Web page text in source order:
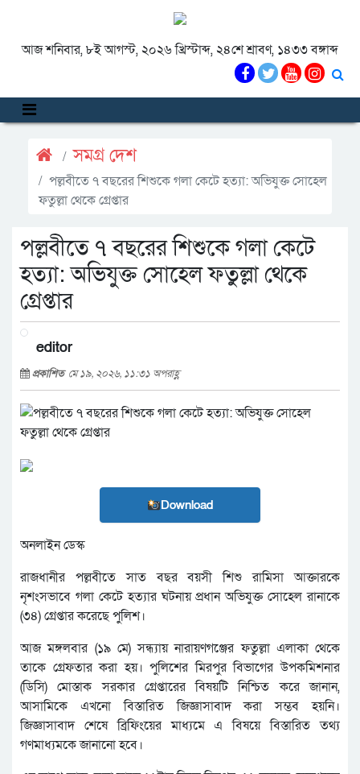
আজ শনিবার, ৮ই আগস্ট, ২০২৬ খ্রিস্টাব্দ, ২৪শে শ্রাবণ, ১৪৩৩ বঙ্গাব্দ
সমগ্র দেশ
পল্লবীতে ৭ বছরের শিশুকে গলা কেটে হত্যা: অভিযুক্ত সোহেল
ফতুল্লা থেকে গ্রেপ্তার
পল্লবীতে ৭ বছরের শিশুকে গলা কেটে
হত্যা: অভিযুক্ত সোহেল ফতুল্লা থেকে
গ্রেপ্তার
editor
প্রকাশিত মে ১৯, ২০২৬, ১১:৩১ অপরাহ্ণ
Download
অনলাইন ডেস্ক
রাজধানীর পল্লবীতে সাত বছর বয়সী শিশু রামিসা আক্তারকে
নৃশংসভাবে গলা কেটে হত্যার ঘটনায় প্রধান অভিযুক্ত সোহেল রানাকে
(৩৪) গ্রেপ্তার করেছে পুলিশ।
আজ মঙ্গলবার (১৯ মে) সন্ধ্যায় নারায়ণগঞ্জের ফতুল্লা এলাকা থেকে
তাকে গ্রেফতার করা হয়। পুলিশের মিরপুর বিভাগের উপকমিশনার
(ডিসি) মোস্তাক সরকার গ্রেপ্তারের বিষয়টি নিশ্চিত করে জানান,
আসামিকে এখনো বিস্তারিত জিজ্ঞাসাবাদ করা সম্ভব হয়নি।
জিজ্ঞাসাবাদ শেষে ব্রিফিংয়ের মাধ্যমে এ বিষয়ে বিস্তারিত তথ্য
গণমাধ্যমকে জানানো হবে।